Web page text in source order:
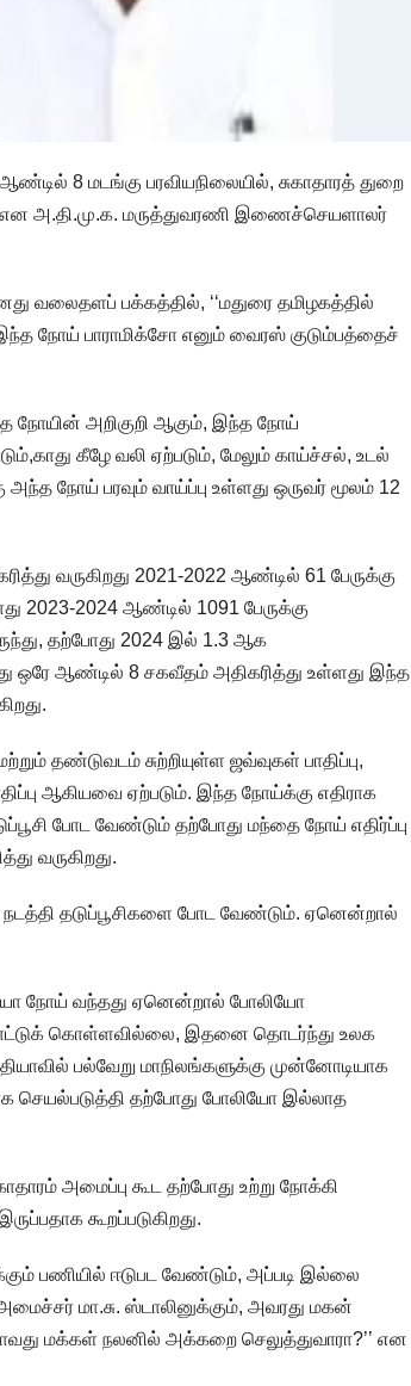
8 மடங்கு பரவியநிலையில், சுகாதாரத் துறை
என அ.தி.மு.க. மருத்துவரணி இணைச்செயளாலர்
வலைதளப் பக்கத்தில், ‘‘மதுரை தமிழகத்தில்
நோய் பாராமிக்சோ எனும் வைரஸ் குடும்பத்தைச்
நோயின் அறிகுறி ஆகும், இந்த நோய்
கீழே வலி ஏற்படும், மேலும் காய்ச்சல், உடல்
நோய் பரவும் வாய்ப்பு உள்ளது ஒருவர் மூலம் 12
வருகிறது 2021-2022 ஆண்டில் 61 பேருக்கு
2023-2024 ஆண்டில் 1091 பேருக்கு
தற்போது 2024 இல் 1.3 ஆக
ஒரே ஆண்டில் 8 சகவீதம் அதிகரித்து உள்ளது இந்த
தண்டுவடம் சுற்றியுள்ள ஜவ்வுகள் பாதிப்பு,
ஆகியவை ஏற்படும். இந்த நோய்க்கு எதிராக
போட வேண்டும் தற்போது மந்தை நோய் எதிர்ப்பு
வருகிறது.
தடுப்பூசிகளை போட வேண்டும். ஏனென்றால்
நோய் வந்தது ஏனென்றால் போலியோ
கொள்ளவில்லை, இதனை தொடர்ந்து உலக
பல்வேறு மாநிலங்களுக்கு முன்னோடியாக
செயல்படுத்தி தற்போது போலியோ இல்லாத
அமைப்பு கூட தற்போது உற்று நோக்கி
கூறப்படுகிறது.
பணியில் ஈடுபட வேண்டும், அப்படி இல்லை
மா.சு. ஸ்டாலினுக்கும், அவரது மகன்
மக்கள் நலனில் அக்கறை செலுத்துவாரா?’’ என